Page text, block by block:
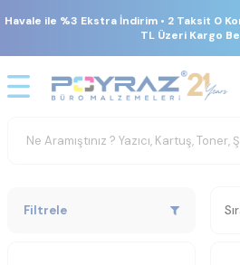
Havale ile %3 Ekstra İndirim • 2 Taksit 0
TL Üzeri Kargo
Filtrele